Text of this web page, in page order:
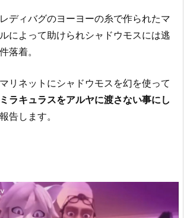
ディバグのヨーヨーの糸で作られたマ
によって助けられシャドウモスには逃
落着。
リネットにシャドウモスを幻を使って
ラキュラスをアルヤに渡さない事にし
告します。